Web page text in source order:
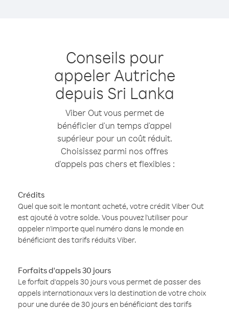
Conseils pour
appeler Autriche
depuis Sri Lanka
Viber Out vous permet de
bénéficier d'un temps d'appel
supérieur pour un coût réduit.
Choisissez parmi nos offres
d'appels pas chers et flexibles :
Crédits
Quel que soit le montant acheté, votre crédit Viber Out
est ajouté à votre solde. Vous pouvez l'utiliser pour
appeler n'importe quel numéro dans le monde en
bénéficiant des tarifs réduits Viber.
Forfaits d'appels 30 jours
Le forfait d'appels 30 jours vous permet de passer des
appels internationaux vers la destination de votre choix
pour une durée de 30 jours en bénéficiant des tarifs